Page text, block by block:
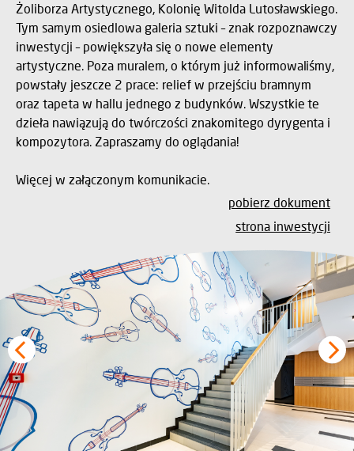
Żoliborza Artystycznego, Kolonię Witolda Lutosławskiego.
Tym samym osiedlowa galeria sztuki – znak rozpoznawczy
inwestycji – powiększyła się o nowe elementy
artystyczne. Poza muralem, o którym już informowaliśmy,
powstały jeszcze 2 prace: relief w przejściu bramnym
oraz tapeta w hallu jednego z budynków. Wszystkie te
dzieła nawiązują do twórczości znakomitego dyrygenta i
kompozytora. Zapraszamy do oglądania!
Więcej w załączonym komunikacie.
pobierz dokument
strona inwestycji